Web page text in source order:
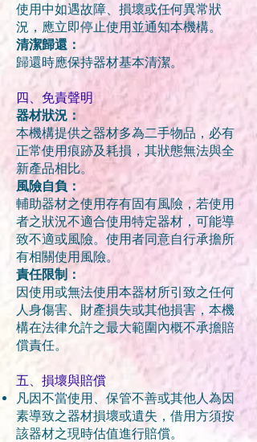
使用中如遇故障、損壞或任何異常狀
況，應立即停止使用並通知本機構。
清潔歸還：
歸還時應保持器材基本清潔。
四、免責聲明
器材狀況：
本機構提供之器材多為二手物品，必有
正常使用痕跡及耗損，其狀態無法與全
新產品相比。
風險自負：
輔助器材之使用存有固有風險，若使用
者之狀況不適合使用特定器材，可能導
致不適或風險。使用者同意自行承擔所
有相關使用風險。
責任限制：
因使用或無法使用本器材所引致之任何
人身傷害、財產損失或其他損害，本機
構在法律允許之最大範圍內概不承擔賠
償責任。
五、損壞與賠償
凡因不當使用、保管不善或其他人為因
素導致之器材損壞或遺失，借用方須按
該器材之現時估值進行賠償。